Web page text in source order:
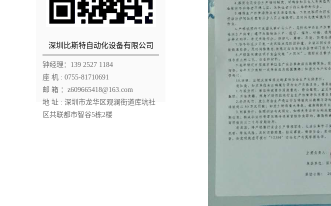
深圳比斯特自动化设备有限公司
钟经理：139 2527 1184
座 机 : 0755-81710691
邮 箱 ：z609665418@163.com
地 址 : 深圳市龙华区观澜街道库坑社
区共联都市智谷5栋2楼